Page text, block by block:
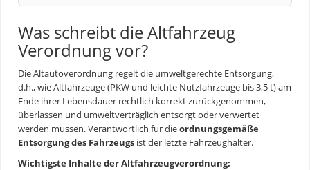
Was schreibt die Altfahrzeug
Verordnung vor?
Die Altautoverordnung regelt die umweltgerechte Entsorgung,
d.h., wie Altfahrzeuge (PKW und leichte Nutzfahrzeuge bis 3,5 t) am
Ende ihrer Lebensdauer rechtlich korrekt zurückgenommen,
überlassen und umweltverträglich entsorgt oder verwertet
werden müssen. Verantwortlich für dieordnungsgemäße
Entsorgung des Fahrzeugs ist der letzte Fahrzeughalter.
Wichtigste Inhalte der Altfahrzeugverordnung: